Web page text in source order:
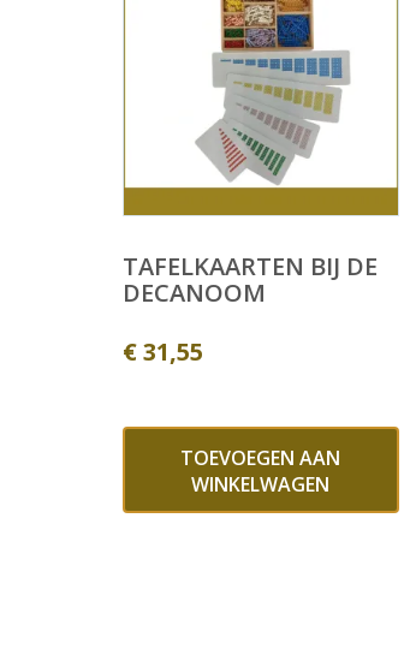
TAFELKAARTEN BIJ DE
DECANOOM
€31,55
TOEVOEGEN AAN
WINKELWAGEN